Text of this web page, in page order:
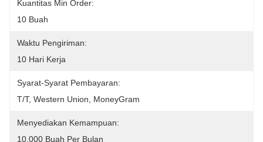
Kuantitas Min Order:
10 Buah
Waktu Pengiriman:
10 Hari Kerja
Syarat-Syarat Pembayaran:
T/T, Western Union, MoneyGram
Menyediakan Kemampuan:
10.000 Buah Per Bulan